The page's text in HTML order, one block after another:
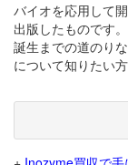
バイオを応用して
出版したものです
誕生までの道のり
について知りたい